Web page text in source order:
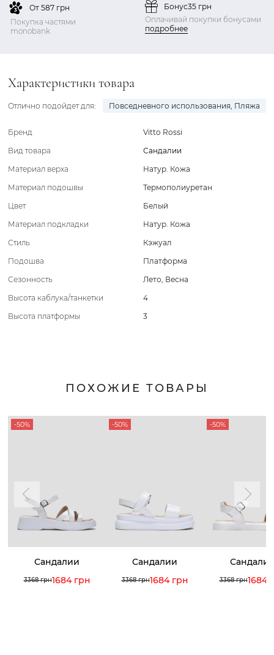
От 587 грн
Покупка частями
monobank
Бонус35 грн
Оплачивай покупки бонусами
подробнее
Характеристики товара
Отлично подойдет для: Повседневного использования, Пляжа
Бренд
Vitto Rossi
Вид товара
Сандалии
Материал верха
Натур. Кожа
Материал подошвы
Термополиуретан
Цвет
Белый
Материал подкладки
Натур. Кожа
Стиль
Кэжуал
Подошва
Платформа
Сезонность
Лето, Весна
Высота каблука/танкетки
4
Высота платформы
3
ПОХОЖИЕ ТОВАРЫ
-50%
Сандалии
3368 грн1684 грн
-50%
Сандалии
3368 грн1684 грн
-50%
3368 грн1684